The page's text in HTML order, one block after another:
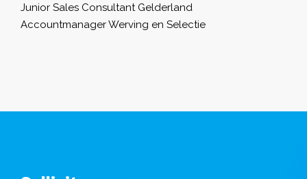
Junior Sales Consultant Gelderland
Accountmanager Werving en Selectie